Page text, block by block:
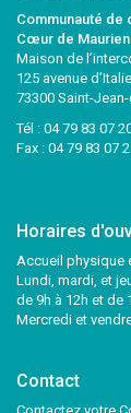
Communauté de
Cœur de
Maison de
125 avenue d’Italie
73300 Saint-
Tél : 04 79 83 07
Fax : 04 79 83 07
Horaires
Accueil physique
Lundi, mardi, et
de 9h à 12h et de
Mercredi et
Contact